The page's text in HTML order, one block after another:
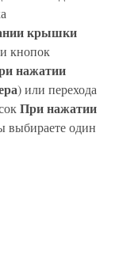
крышки
кнопок
нажатии
) или перехода
При нажатии
выбираете один